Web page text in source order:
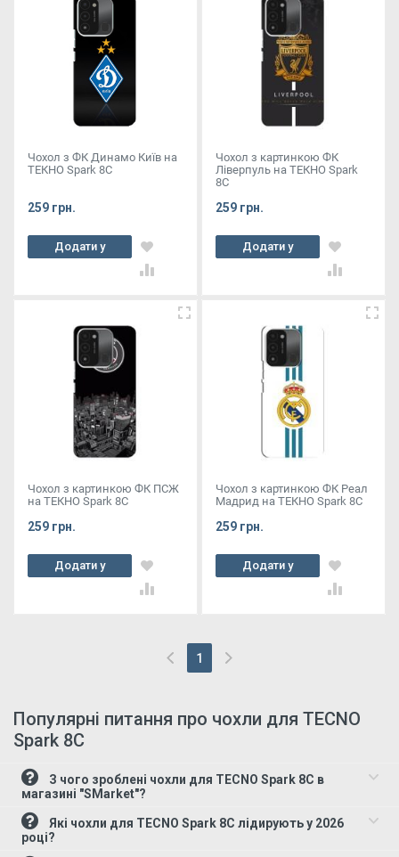
Чохол з ФК Динамо Київ на
ТЕКНО Spark 8C
259 грн.
Додати у
кошик
Чохол з картинкою ФК
Ліверпуль на ТЕКНО Spark
8C
259 грн.
Додати у
кошик
Чохол з картинкою ФК ПСЖ
на ТЕКНО Spark 8C
259 грн.
Додати у
кошик
Чохол з картинкою ФК Реал
Мадрид на ТЕКНО Spark 8C
259 грн.
Додати у
кошик
1
(current)
Популярні питання про чохли для TECNO
Spark 8C
магазині "SMarket"?
році?